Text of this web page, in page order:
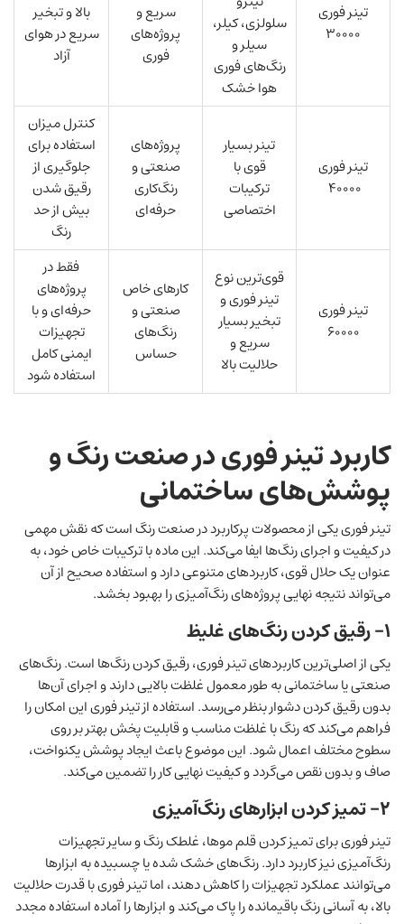
تینر فوری
۳۰۰۰۰
سلولزی، کیلر،
سیلر و
رنگ‌های فوری
هوا خشک
سریع و
پروژه‌های
فوری
بالا و تبخیر
سریع در هوای
آزاد
تینر فوری
۴۰۰۰۰
تینر بسیار
قوی با
ترکیبات
اختصاصی
پروژه‌های
صنعتی و
رنگ‌کاری
حرفه‌ای
کنترل میزان
استفاده برای
جلوگیری از
رقیق شدن
بیش از حد
رنگ
تینر فوری
۶۰۰۰۰
قوی‌ترین نوع
تینر فوری و
تبخیر بسیار
سریع و
حلالیت بالا
کارهای خاص
صنعتی و
رنگ‌های
حساس
فقط در
پروژه‌های
حرفه‌ای و با
تجهیزات
ایمنی کامل
استفاده شود
کاربرد تینر فوری در صنعت رنگ و
پوشش‌های ساختمانی
تینر فوری یکی از محصولات پرکاربرد در صنعت رنگ است که نقش مهمی
در کیفیت و اجرای رنگ‌ها ایفا می‌کند. این ماده با ترکیبات خاص خود، به
عنوان یک حلال قوی، کاربردهای متنوعی دارد و استفاده صحیح از آن
می‌تواند نتیجه نهایی پروژه‌های رنگ‌آمیزی را بهبود بخشد.
۱- رقیق کردن رنگ‌های غلیظ
یکی از اصلی‌ترین کاربردهای تینر فوری، رقیق کردن رنگ‌ها است. رنگ‌های
صنعتی یا ساختمانی به طور معمول غلظت بالایی دارند و اجرای آن‌ها
بدون رقیق کردن دشوار بنظر می‌رسد. استفاده از تینر فوری این امکان را
فراهم می‌کند که رنگ با غلظت مناسب و قابلیت پخش بهتر بر روی
سطوح مختلف اعمال شود. این موضوع باعث ایجاد پوشش یکنواخت،
صاف و بدون نقص می‌گردد و کیفیت نهایی کار را تضمین می‌کند.
۲- تمیز کردن ابزارهای رنگ‌آمیزی
تینر فوری برای تمیز کردن قلم موها، غلطک‌ رنگ و سایر تجهیزات
رنگ‌آمیزی نیز کاربرد دارد. رنگ‌های خشک شده یا چسبیده به ابزارها
می‌توانند عملکرد تجهیزات را کاهش دهند، اما تینر فوری با قدرت حلالیت
بالا، به آسانی رنگ باقیمانده را پاک می‌کند و ابزارها را آماده استفاده مجدد